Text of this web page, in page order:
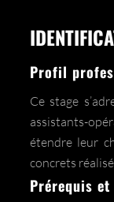
Profil
Ce stage
assistants-
étendre leur
concrets
Prérequis